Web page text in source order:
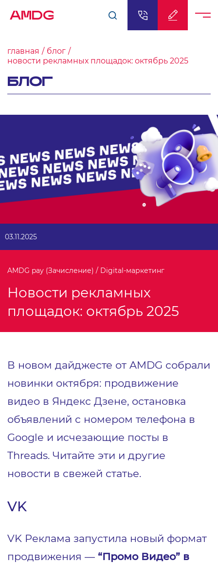
AMDG
главная
блог
новости рекламных площадок: октябрь 2025
БЛОГ
03.11.2025
AMDG pay (Зачисление) / Digital-маркетинг
Новости рекламных
площадок: октябрь 2025
В новом дайджесте от AMDG собрали
новинки октября: продвижение
видео в Яндекс Дзене, остановка
объявлений с номером телефона в
Google и исчезающие посты в
Threads. Читайте эти и другие
новости в свежей статье.
VK
VK Реклама запустила новый формат
продвижения — “Промо Видео” в